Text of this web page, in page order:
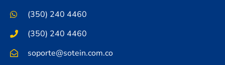
(350) 240 4460
(350) 240 4460
soporte@sotein.com.co